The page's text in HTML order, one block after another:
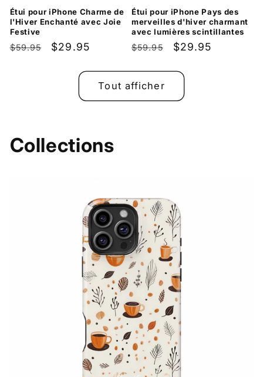
Étui pour iPhone Charme de
l'Hiver Enchanté avec Joie
Festive
Prix
$59.95
Prix
$29.95
Étui pour iPhone Pays des
merveilles d'hiver charmant
avec lumières scintillantes
Prix
$59.95
Prix
$29.95
Tout afficher
Collections